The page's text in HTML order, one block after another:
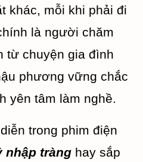
khác, mỗi khi phải đi
là người chăm
từ chuyện gia đình
phương vững chắc
yên tâm làm nghề.
trong phim điện
nhập tràng hay sắp